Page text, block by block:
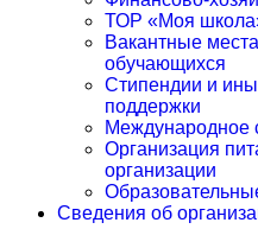
ТОР «Моя
Вакантные
обучающихся
Стипендии и
поддержки
Международное
Организация
организации
Сведения об